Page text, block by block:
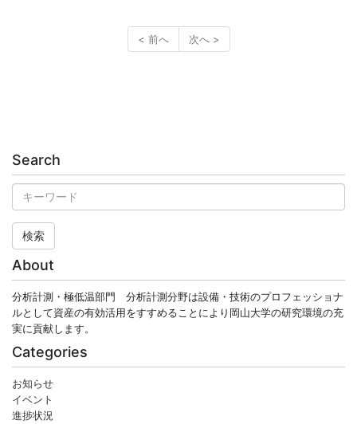
< 前へ 次へ >
Search
検索
About
分析計測・極低温部門 分析計測分野は設備・技術のプロフェッショナ
ルとして資産の有効活用をすすめることにより岡山大学の研究環境の充
実に貢献します。
Categories
お知らせ
イベント
進捗状況